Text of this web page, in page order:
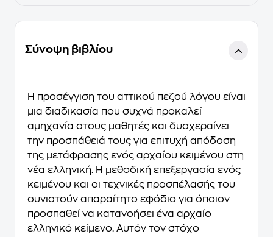
Σύνοψη βιβλίου
Η προσέγγιση του αττικού πεζού λόγου είναι
μια διαδικασία που συχνά προκαλεί
αμηχανία στους μαθητές και δυσχεραίνει
την προσπάθειά τους για επιτυχή απόδοση
της μετάφρασης ενός αρχαίου κειμένου στη
νέα ελληνική. Η μεθοδική επεξεργασία ενός
κειμένου και οι τεχνικές προσπέλασής του
συνιστούν απαραίτητο εφόδιο για όποιον
προσπαθεί να κατανοήσει ένα αρχαίο
ελληνικό κείμενο. Αυτόν τον στόχο